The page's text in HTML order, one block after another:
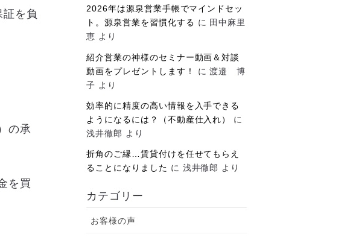
を負
の承
を買
2026年は源泉営業手帳でマインドセッ
ト。源泉営業を習慣化する に 田中麻里
恵 より
紹介営業の神様のセミナー動画＆対談
動画をプレゼントします！
に渡邉 博
子 より
効率的に精度の高い情報を入手できる
ようになるには？（不動産仕入れ）
に
浅井徹郎 より
折角のご縁…賃貸付けを任せてもらえ
ることになりました に 浅井徹郎 より
カテゴリー
お客様の声